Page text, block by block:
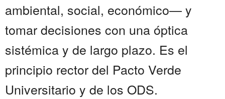
ambiental, social, económico— y
tomar decisiones con una óptica
sistémica y de largo plazo. Es el
principio rector del Pacto Verde
Universitario y de los ODS.